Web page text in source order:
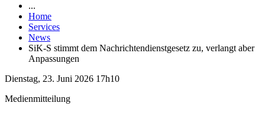
...
Home
Services
News
SiK-S stimmt dem Nachrichtendienstgesetz zu, verlangt aber
Anpassungen
Dienstag, 23. Juni 2026 17h10
Medienmitteilung